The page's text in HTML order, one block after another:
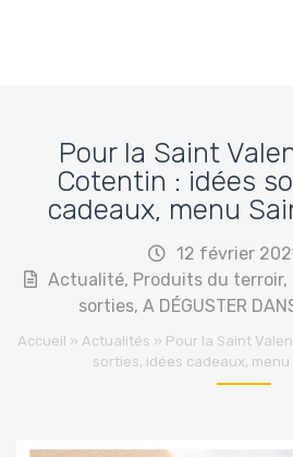
Pour la Saint
Cotentin : idées
cadeaux, menu
12 février
Actualité, Produits du terroir,
sorties, A DÉGUSTER
Accueil » Actualités » Pour la Saint
sorties, idées cadeaux,